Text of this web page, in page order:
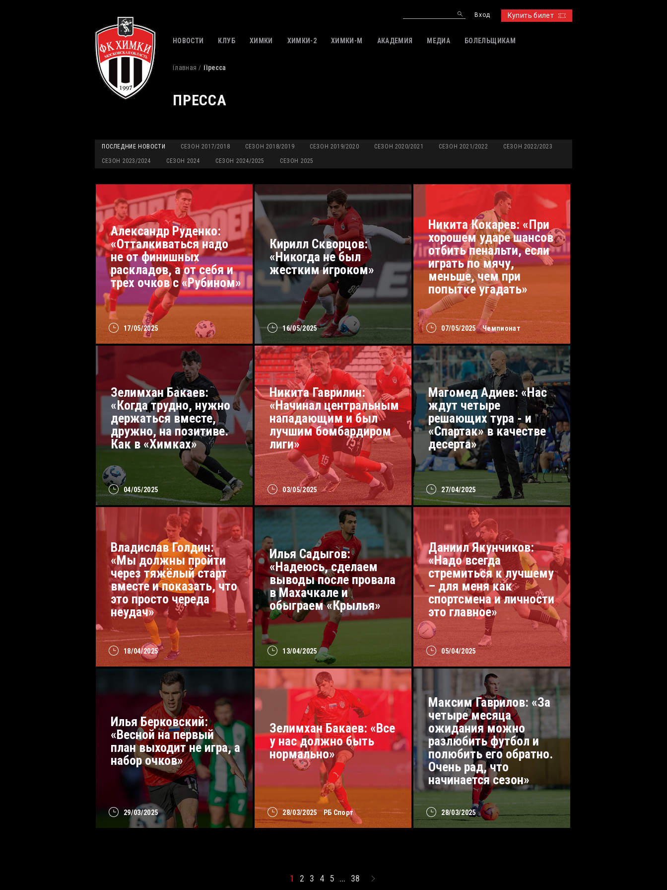
Купить билет
Вход
НОВОСТИ КЛУБ ХИМКИ ХИМКИ-2 ХИМКИ-M АКАДЕМИЯ МЕДИА БОЛЕЛЬЩИКАМ
Главная Пресса
ПРЕССА
ПОСЛЕДНИЕ НОВОСТИ СЕЗОН 2017/2018 СЕЗОН 2018/2019 СЕЗОН 2019/2020 СЕЗОН 2020/2021 СЕЗОН 2021/2022 СЕЗОН 2022/2023
СЕЗОН 2023/2024 СЕЗОН 2024 СЕЗОН 2024/2025 СЕЗОН 2025
17/05/2025
Александр Руденко:
«Отталкиваться надо
не от финишных
раскладов, а от себя и
трех очков с «Рубином»
16/05/2025
Кирилл Скворцов:
«Никогда не был
жестким игроком»
07/05/2025 Чемпионат
Никита Кокарев: «При
хорошем ударе шансов
отбить пенальти, если
играть по мячу,
меньше, чем при
попытке угадать»
04/05/2025
Зелимхан Бакаев:
«Когда трудно, нужно
держаться вместе,
дружно, на позитиве.
Как в «Химках»
03/05/2025
Никита Гаврилин:
«Начинал центральным
нападающим и был
лучшим бомбардиром
лиги»
27/04/2025
Магомед Адиев: «Нас
ждут четыре
решающих тура - и
«Спартак» в качестве
десерта»
18/04/2025
Владислав Голдин:
«Мы должны пройти
через тяжёлый старт
вместе и показать, что
это просто череда
неудач»
13/04/2025
Илья Садыгов:
«Надеюсь, сделаем
выводы после провала
в Махачкале и
обыграем «Крылья»
05/04/2025
Даниил Якунчиков:
«Надо всегда
стремиться к лучшему
– для меня как
спортсмена и личности
это главное»
29/03/2025
Илья Берковский:
«Весной на первый
план выходит не игра, а
набор очков»
28/03/2025 РБ Спорт
Зелимхан Бакаев: «Все
у нас должно быть
нормально»
28/03/2025
Максим Гаврилов: «За
четыре месяца
ожидания можно
разлюбить футбол и
полюбить его обратно.
Очень рад, что
начинается сезон»
1 2 3 4 5 ... 38